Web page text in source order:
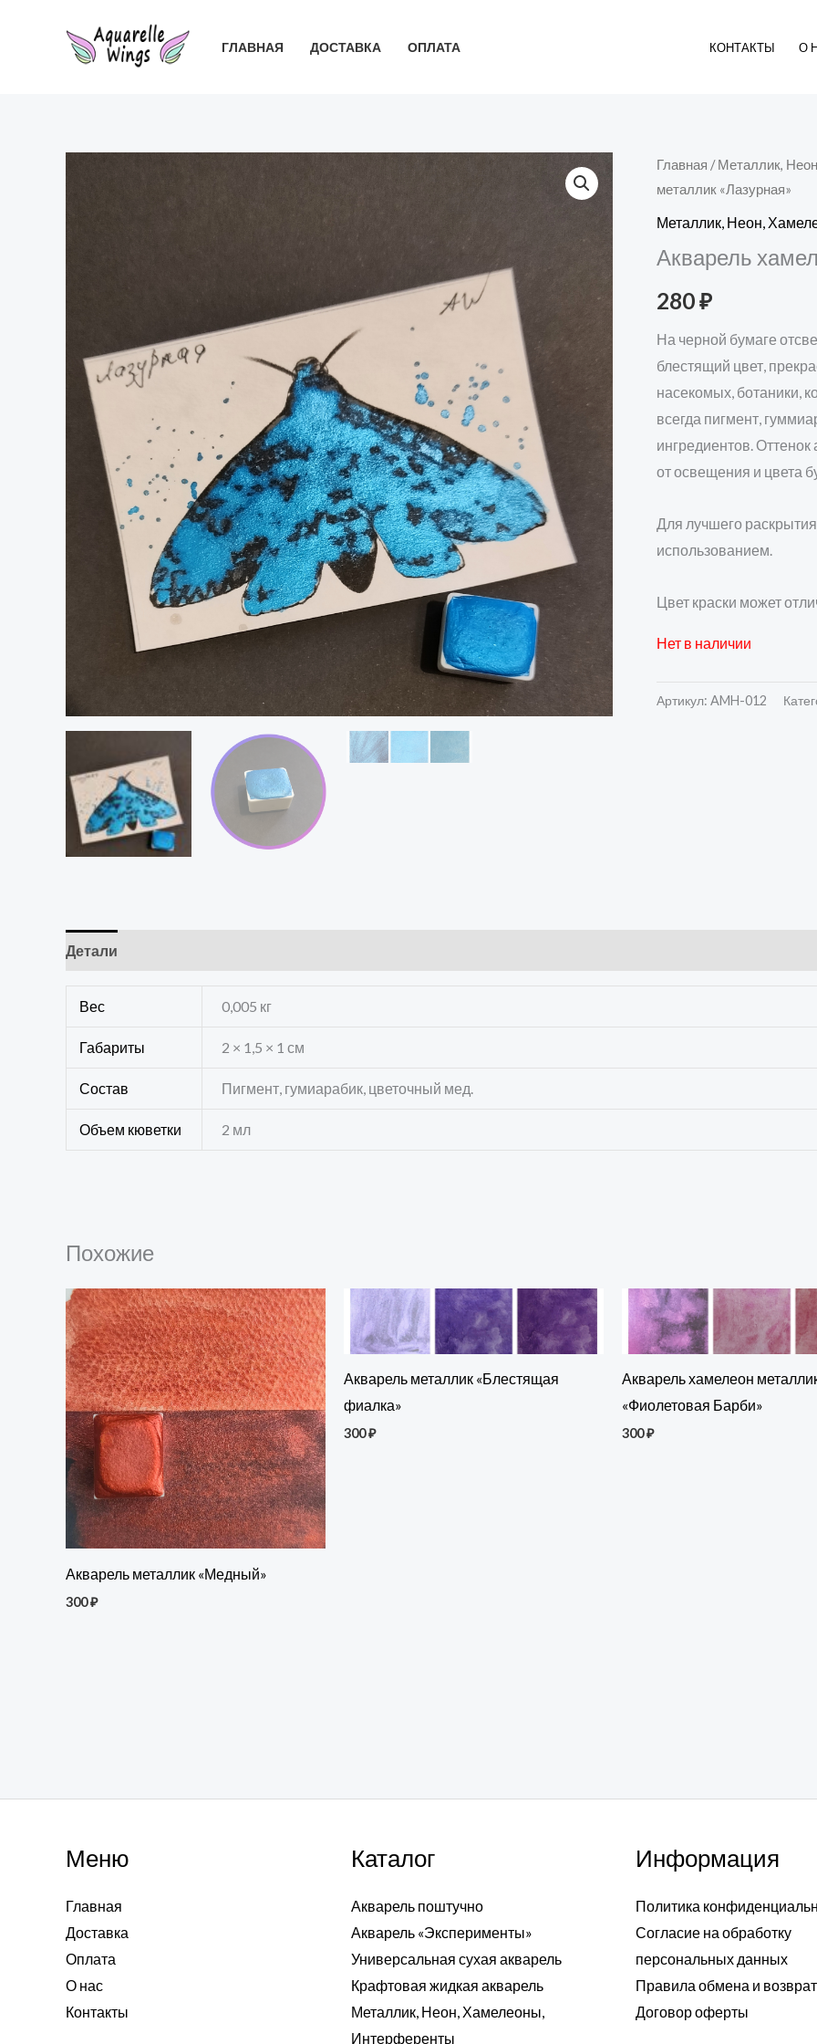
содержимому
ГЛАВНАЯ ДОСТАВКА ОПЛАТА КОНТАКТЫ О
Главная /Металлик,
металлик «Лазурная»
Металлик, Неон,
Акварель
280₽
На черной бумаге
блестящий цвет,
насекомых, ботаники,
всегда пигмент,
ингредиентов.
от освещения и цвета
Для лучшего
использованием.
Цвет краски может
Нет в наличии
Артикул: AMH-012
Детали
Вес 0,005 кг
Габариты 2 × 1,5 × 1 см
Состав Пигмент, гумиарабик, цветочный мед.
Объем кюветки 2 мл
Похожие
Акварель металлик «Медный»
300₽
Акварель металлик «Блестящая
фиалка»
300₽
Акварель хамелеон
«Фиолетовая Барби»
300₽
Меню
Главная
Доставка
Оплата
О нас
Контакты
Каталог
Акварель поштучно
Акварель «Эксперименты»
Универсальная сухая акварель
Крафтовая жидкая акварель
Металлик, Неон, Хамелеоны,
Интерференты
Информация
Политика
Согласие на обработку
персональных данных
Правила обмена и
Договор оферты